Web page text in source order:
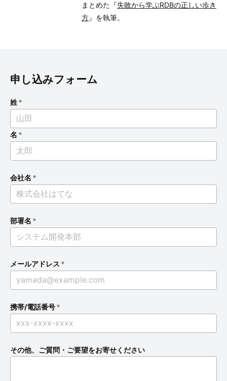
まとめた『失敗から学ぶRDBの正しい歩き
方』を執筆。
申し込みフォーム
姓*
名 *
会社名 *
部署名 *
メールアドレス *
携帯/電話番号*
その他、ご質問・ご要望をお寄せください